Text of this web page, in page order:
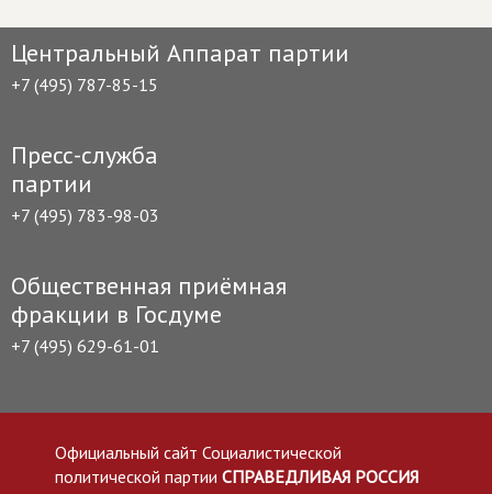
Центральный Аппарат партии
+7 (495) 787-85-15
Пресс-служба
партии
+7 (495) 783-98-03
Общественная приёмная
фракции в Госдуме
+7 (495) 629-61-01
Официальный сайт Социалистической
политической партии СПРАВЕДЛИВАЯ РОССИЯ